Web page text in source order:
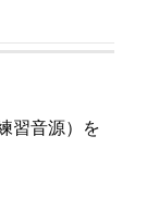
習音源）を